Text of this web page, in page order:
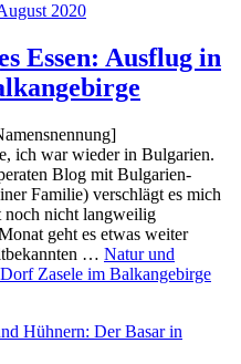
2020
Essen: Ausflug in
ich war wieder in Bulgarien.
Blog mit Bulgarien-
Familie) verschlägt es mich
noch nicht langweilig
geht es etwas weiter
… Natur und
Zasele im Balkangebirge